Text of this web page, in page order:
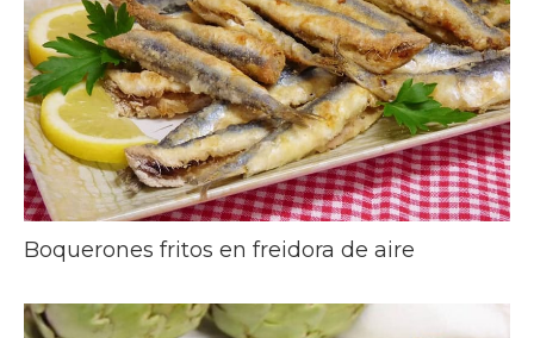
Boquerones fritos en freidora de aire